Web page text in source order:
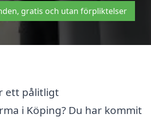
gratis och utan förpliktelser
ett pålitligt
i Köping? Du har kommit